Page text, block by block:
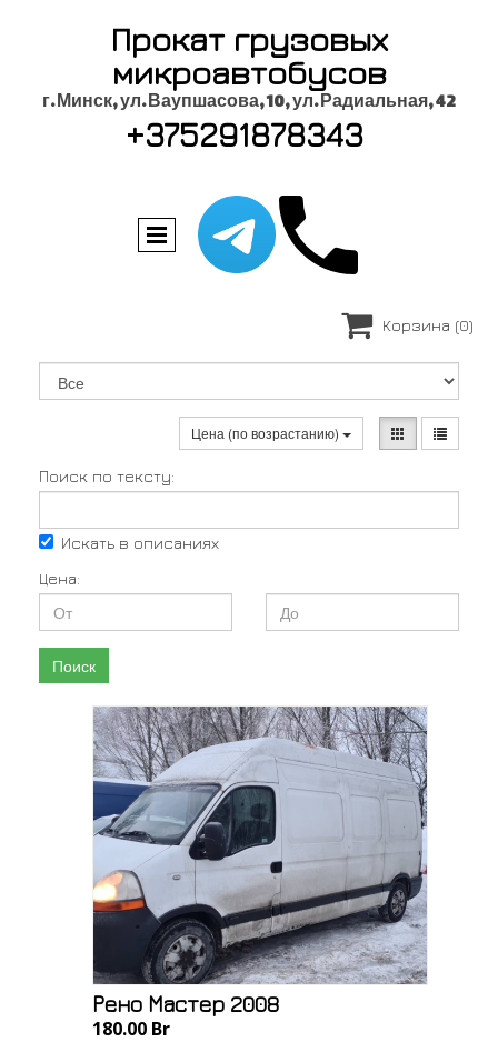
Прокат грузовых
микроавтобусов
г. Минск, ул. Ваупшасова, 10, ул. Радиальная, 42
+375291878343
 Корзина (0)
Цена (по возрастанию)
Поиск по тексту:
Искать в описаниях
Цена:
Поиск
Рено Мастер 2008
180.00 Br